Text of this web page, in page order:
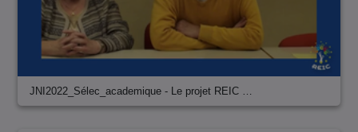
JNI2022_Sélec_academique - Le projet REIC …